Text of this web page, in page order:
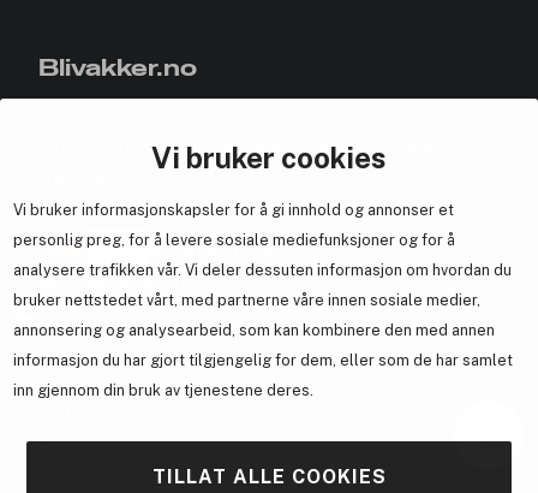
Vi bruker cookies
Vi bruker informasjonskapsler for å gi innhold og annonser et
personlig preg, for å levere sosiale mediefunksjoner og for å
analysere trafikken vår. Vi deler dessuten informasjon om hvordan du
bruker nettstedet vårt, med partnerne våre innen sosiale medier,
annonsering og analysearbeid, som kan kombinere den med annen
informasjon du har gjort tilgjengelig for dem, eller som de har samlet
inn gjennom din bruk av tjenestene deres.
TILLAT ALLE COOKIES
Blivakker.no
Bli medlem helt gratis - få poeng og eksklusive rabattkoder.
Samarbeid med oss
En del avBrandsdal Group AS
her.